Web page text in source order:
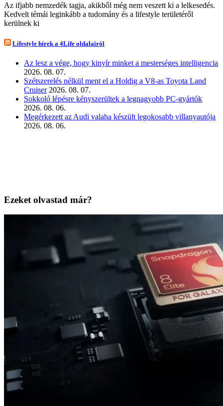
Az ifjabb nemzedék tagja, akikből még nem veszett ki a lelkesedés.
Kedvelt témái leginkább a tudomány és a lifestyle területéről
kerülnek ki
Lifestyle hírek a 4Life oldalairól
Az lesz a vége, hogy kinyír minket a mesterséges intelligencia
2026. 08. 07.
Szétszerelés nélkül ment el a Holdig a V8-as Toyota Land
Cruiser 2026. 08. 07.
Sokkoló lépésre kényszerültek a legnagyobb PC-gyártók
2026. 08. 06.
Megérkezett az Audi valaha készült legokosabb villanyautója
2026. 08. 06.
Ezeket olvastad már?